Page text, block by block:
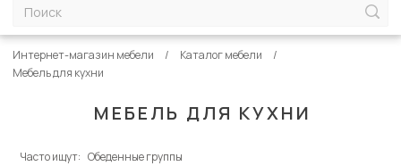
МЕБЕЛЬ ДЛЯ КУХНИ
Интернет-магазин мебели
Каталог мебели
Мебель для кухни
Часто ищут: Обеденные группы